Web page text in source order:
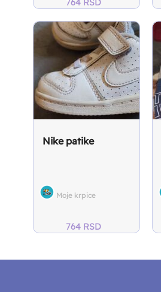
Nike patike
Moje krpice
764 RSD